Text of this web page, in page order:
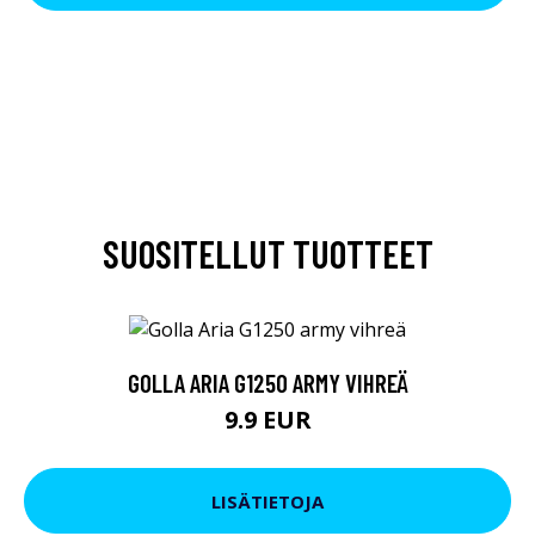
SUOSITELLUT TUOTTEET
GOLLA ARIA G1250 ARMY VIHREÄ
9.9 EUR
LISÄTIETOJA